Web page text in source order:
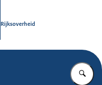
Rijksoverheid